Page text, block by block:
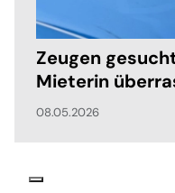
Zeugen
Mieterin
08.05.2026